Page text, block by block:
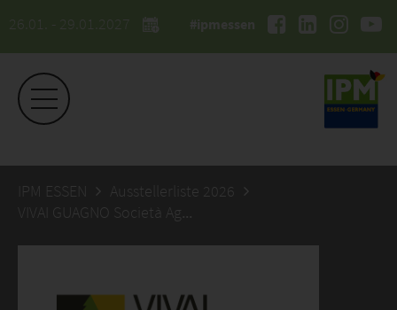
26.01. - 29.01.2027 #ipmessen
IPM ESSEN
Ausstellerliste 2026
VIVAI GUAGNO Società Agricola Semplice